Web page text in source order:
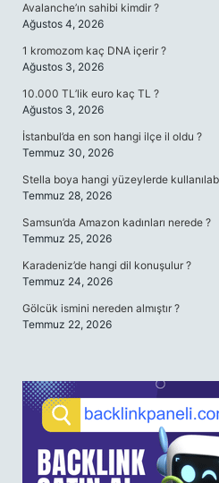
Avalanche’ın sahibi kimdir ?
Ağustos 4, 2026
1 kromozom kaç DNA içerir ?
Ağustos 3, 2026
10.000 TL’lik euro kaç TL ?
Ağustos 3, 2026
İstanbul’da en son hangi ilçe il oldu ?
Temmuz 30, 2026
Stella boya hangi yüzeylerde
Temmuz 28, 2026
Samsun’da Amazon kadınları nerede ?
Temmuz 25, 2026
Karadeniz’de hangi dil konuşulur ?
Temmuz 24, 2026
Gölcük ismini nereden almıştır ?
Temmuz 22, 2026